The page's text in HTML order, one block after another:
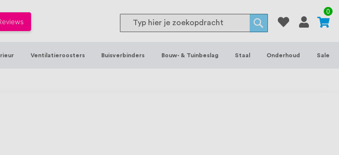
RVS producten voor binnen- en buitenhuis, waaronder
onze webshop vind je het grootste assortiment van
volgens jouw specifieke wensen. Al sinds onze oprichting
een goede relatie met onze klanten het verschil maakt.
Search
Search
0
Ventilatieroosters Buisverbinders Bouw- & Tuinbeslag Staal Onderhoud Sale